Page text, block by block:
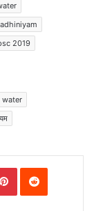
2019
water
PinterestReddit